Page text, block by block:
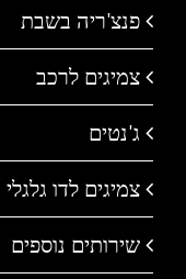
פנצ'ריה בשבת
צמיגים לרכב
ג'נטים
צמיגים לדו גלגלי
שירותים נוספים